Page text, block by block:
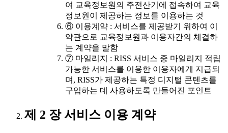
여 교육정보원의 주전산기에 접속하여 교육
정보원이 제공하는 정보를 이용하는 것
⑥ 이용계약 : 서비스를 제공받기 위하여 이
약관으로 교육정보원과 이용자간의 체결하
는 계약을 말함
⑦ 마일리지 : RISS 서비스 중 마일리지 적립
가능한 서비스를 이용한 이용자에게 지급되
며, RISS가 제공하는 특정 디지털 콘텐츠를
구입하는 데 사용하도록 만들어진 포인트
제 2 장 서비스 이용 계약